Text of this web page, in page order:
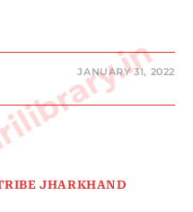
JANUARY 31, 2022
JHARKHAND